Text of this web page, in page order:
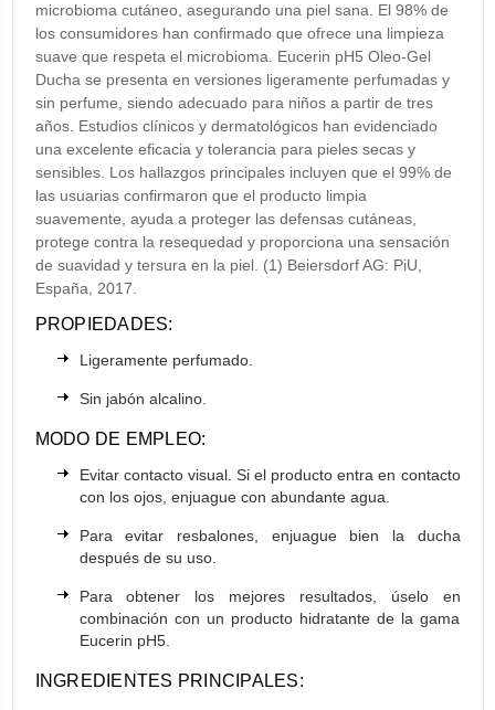
microbioma cutáneo, asegurando una piel sana. El 98% de
los consumidores han confirmado que ofrece una limpieza
suave que respeta el microbioma. Eucerin pH5 Oleo-Gel
Ducha se presenta en versiones ligeramente perfumadas y
sin perfume, siendo adecuado para niños a partir de tres
años. Estudios clínicos y dermatológicos han evidenciado
una excelente eficacia y tolerancia para pieles secas y
sensibles. Los hallazgos principales incluyen que el 99% de
las usuarias confirmaron que el producto limpia
suavemente, ayuda a proteger las defensas cutáneas,
protege contra la resequedad y proporciona una sensación
de suavidad y tersura en la piel. (1) Beiersdorf AG: PiU,
España, 2017.
PROPIEDADES:
Ligeramente perfumado.
Sin jabón alcalino.
MODO DE EMPLEO:
Evitar contacto visual. Si el producto entra en contacto
con los ojos, enjuague con abundante agua.
Para evitar resbalones, enjuague bien la ducha
después de su uso.
Para obtener los mejores resultados, úselo en
combinación con un producto hidratante de la gama
Eucerin pH5.
INGREDIENTES PRINCIPALES: